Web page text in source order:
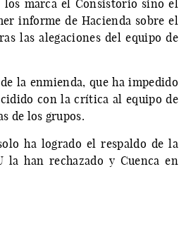
marca el Consistorio sino el
informe de Hacienda sobre el
las alegaciones del equipo de
la enmienda, que ha impedido
con la crítica al equipo de
de los grupos.
ha logrado el respaldo de la
la han rechazado y Cuenca en